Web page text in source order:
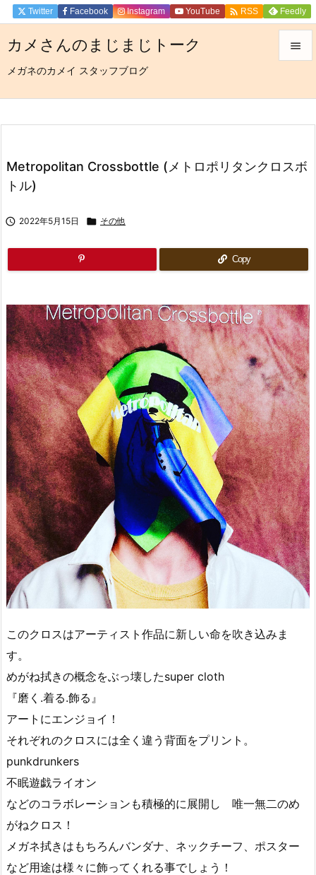
カメさんのまじまじトーク
メガネのカメイ スタッフブログ

サイド
前へ
Twitter Facebook Instagram YouTube  RSS Feedly
Metropolitan Crossbottle (メトロポリタンクロスボ
トル)
 2022年5月15日  その他
Copy
このクロスはアーティスト作品に新しい命を吹き込みま
す。
めがね拭きの概念をぶっ壊したsuper cloth
『磨く.着る.飾る』
アートにエンジョイ！
それぞれのクロスには全く違う背面をプリント。
punkdrunkers
不眠遊戯ライオン
などのコラボレーションも積極的に展開し 唯一無二のめ
がねクロス！
メガネ拭きはもちろんバンダナ、ネックチーフ、ポスター
など用途は様々に飾ってくれる事でしょう！